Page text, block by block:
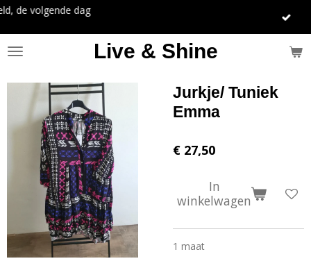
Ga
de
Live & Shine
dag
Jurkje/ Tuniek
Emma
€ 27,50
In
winkelwagen
1 maat